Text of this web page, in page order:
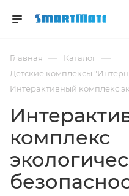
Главная — Каталог —
Детские комплексы
Интерактивный комплекс
комплекс